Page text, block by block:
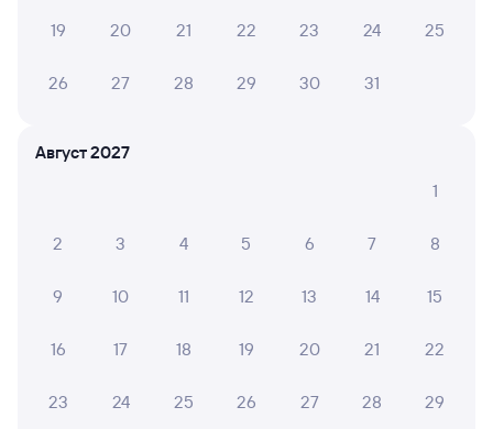
Билеты на поезд Челябинск
19 20 21 22 23 24 25
26 27 28 29 30 31
Август 2027
1
2 3 4 5 6 7 8
9 10 11 12 13 14 15
16 17 18 19 20 21 22
23 24 25 26 27 28 29